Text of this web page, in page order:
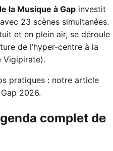
la Musique à Gap investit
23 scènes simultanées.
et en plein air, se déroule
de l’hyper-centre à la
Vigipirate).
pratiques : notre article
2026.
complet de